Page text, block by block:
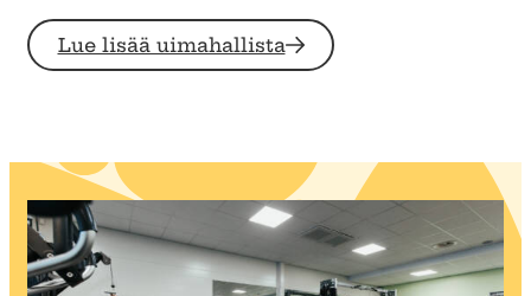
Lue lisää uimahallista